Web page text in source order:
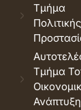
Τμήμα
Πολιτικής
Τμήμα